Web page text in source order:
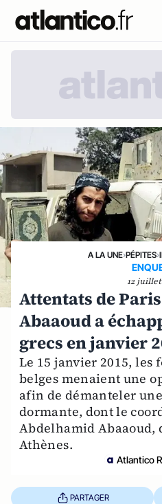
A LA UNE›PÉPITES›
12 juillet
Attentats de
Abaaoud a
grecs en janvier
Le 15 janvier 2015, les
belges menaient une
afin de démanteler
dormante, dont le
Abdelhamid Abaaoud,
Athènes.
Atlantico
PARTAGER